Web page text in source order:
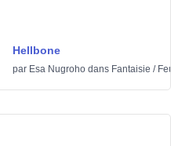
Hellbone
par Esa Nugroho dans Fantaisie /